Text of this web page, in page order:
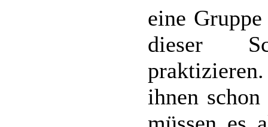
eine
dieser
ihnen